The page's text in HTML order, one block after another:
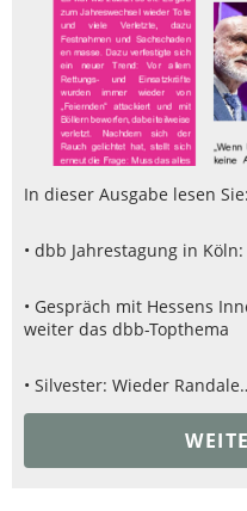
In dieser Ausgabe lesen Sie:
• dbb Jahrestagung in
• Gespräch mit Hessens
weiter das dbb-Topthema
• Silvester: Wieder